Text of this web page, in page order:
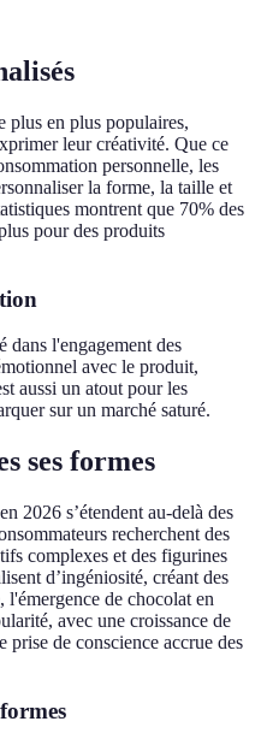
plus en plus populaires,
leur créativité. Que ce
personnelle, les
la forme, la taille et
montrent que 70% des
pour des produits
dans l'engagement des
avec le produit,
aussi un atout pour les
sur un marché saturé.
ses formes
2026 s’étendent au-delà des
recherchent des
complexes et des figurines
d’ingéniosité, créant des
de chocolat en
avec une croissance de
prise de conscience accrue des